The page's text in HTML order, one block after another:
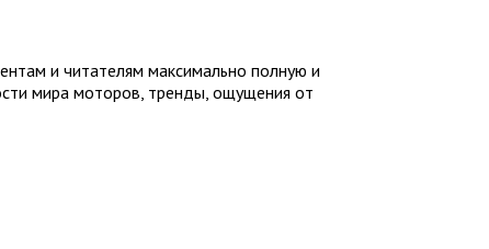
и читателям максимально полную и
мира моторов, тренды, ощущения от